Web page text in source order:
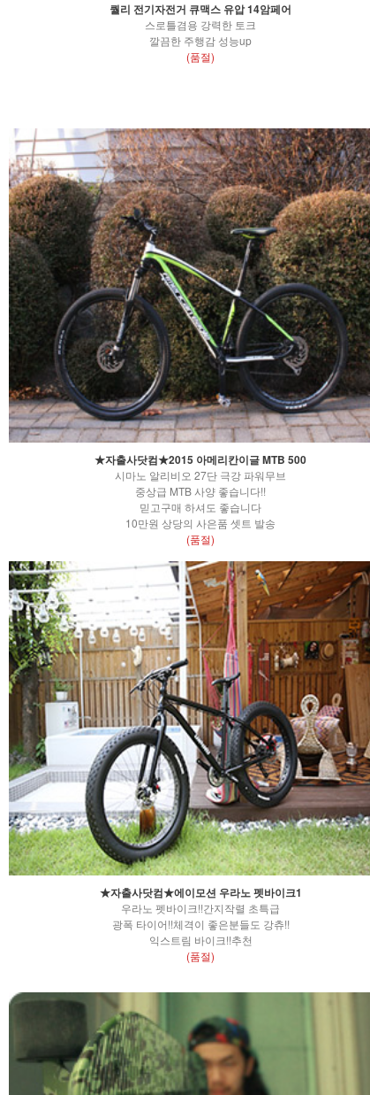
퀄리 전기자전거 큐맥스 유압 14암페어
스로틀겸용 강력한 토크
깔끔한 주행감 성능up
(품절)
★자출사닷컴★2015 아메리칸이글 MTB 500
시마노 알리비오 27단 극강 파워무브
중상급 MTB 사양 좋습니다!!
믿고구매 하셔도 좋습니다
10만원 상당의 사은품 셋트 발송
(품절)
★자출사닷컴★에이모션 우라노 펫바이크1
우라노 펫바이크!!간지작렬 초특급
광폭 타이어!!체격이 좋은분들도 강츄!!
익스트림 바이크!!추천
(품절)